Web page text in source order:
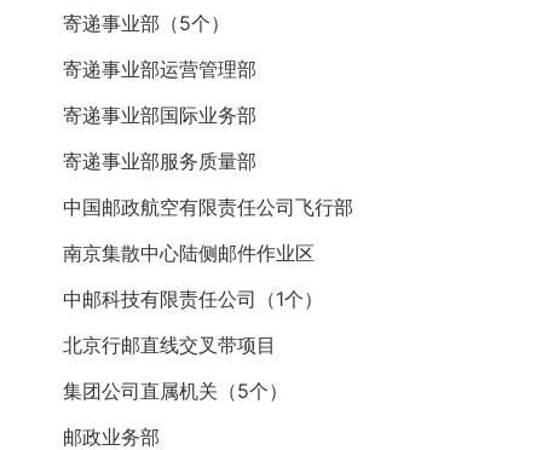
寄递事业部（5个）
寄递事业部运营管理部
寄递事业部国际业务部
寄递事业部服务质量部
中国邮政航空有限责任公司飞行部
南京集散中心陆侧邮件作业区
中邮科技有限责任公司（1个）
北京行邮直线交叉带项目
集团公司直属机关（5个）
邮政业务部